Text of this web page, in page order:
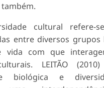
cultural refere-
entre diversos grupos
vida com que
LEITÃO
biológica e